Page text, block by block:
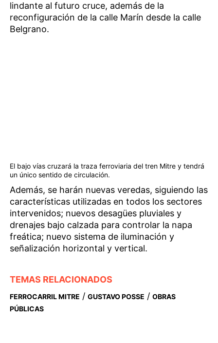
lindante al futuro cruce, además de la
reconfiguración de la calle Marín desde la calle
Belgrano.
El bajo vías cruzará la traza ferroviaria del tren Mitre y tendrá
un único sentido de circulación.
Además, se harán nuevas veredas, siguiendo las
características utilizadas en todos los sectores
intervenidos; nuevos desagües pluviales y
drenajes bajo calzada para controlar la napa
freática; nuevo sistema de iluminación y
señalización horizontal y vertical.
TEMAS RELACIONADOS
FERROCARRIL MITRE / GUSTAVO POSSE / OBRAS
PÚBLICAS